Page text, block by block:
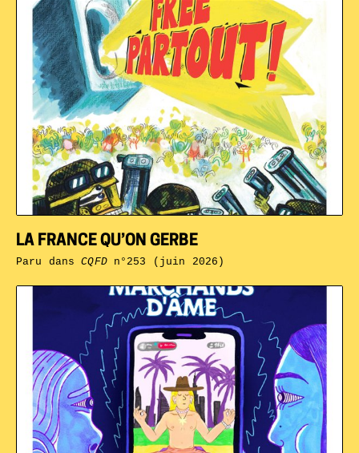
LA FRANCE QU’ON GERBE
Paru dansCQFDn°253 (juin 2026)